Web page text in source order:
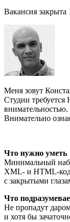
Вакансия закрыта
Меня зовут
Студии
внимательностью.
Внимательно
Что нужно уметь
Минимальный
XML- и HTML-код
с закрытыми
Что
Не пропадут
и хотя бы